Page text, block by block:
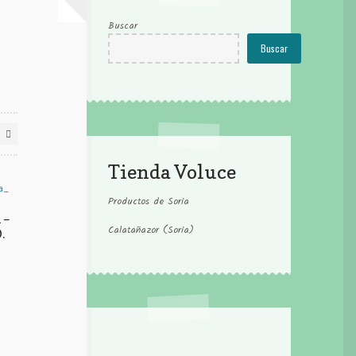
Buscar
Buscar
Tienda Voluce
Productos de Soria
Calatañazor (Soria)